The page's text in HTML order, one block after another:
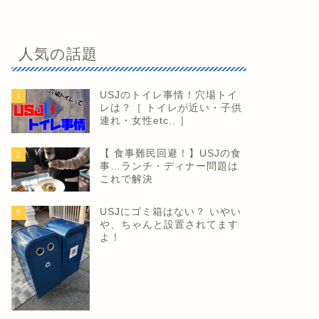
人気の話題
1
USJのトイレ事情！穴場トイ
レは？［ トイレが近い・子供
連れ・女性etc.. ］
2
【 食事難民回避！】USJの食
事…ランチ・ディナー問題は
これで解決
3
USJにゴミ箱はない？ いやい
や、ちゃんと設置されてます
よ！